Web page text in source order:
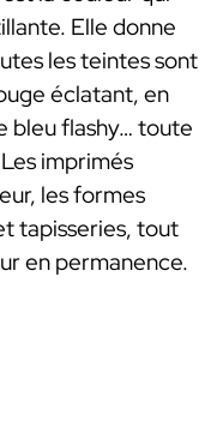
Elle donne
les teintes sont
éclatant, en
bleu flashy… toute
imprimés
les formes
tapisseries, tout
en permanence.